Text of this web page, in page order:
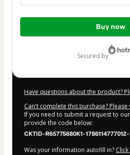
Total
Buy now
secured by
Have questions about the product?
Can't complete this purchase?
If you need to submit a request to
provide the code below:
CKTID-R65775680K1-
Was your information autofill in?